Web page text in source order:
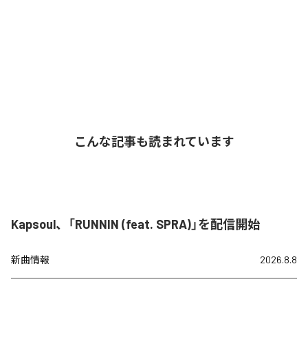
こんな記事も読まれています
Kapsoul、「RUNNIN (feat. SPRA)」を配信開始
新曲情報 2026.8.8